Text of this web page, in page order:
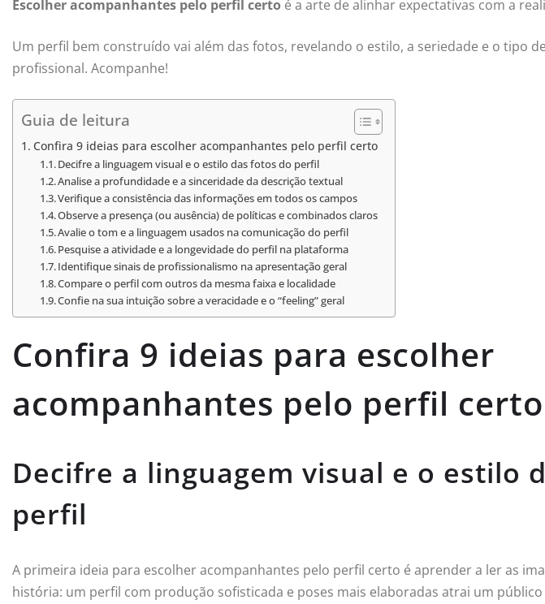
Escolher acompanhantes pelo perfil certo é a arte de alinhar expectativas com a
Um perfil bem construído vai além das fotos, revelando o estilo, a seriedade e o tipo
profissional. Acompanhe!
Guia de leitura
Confira 9 ideias para escolher acompanhantes pelo perfil certo
Decifre a linguagem visual e o estilo das fotos do perfil
Analise a profundidade e a sinceridade da descrição textual
Verifique a consistência das informações em todos os campos
Observe a presença (ou ausência) de políticas e combinados claros
Avalie o tom e a linguagem usados na comunicação do perfil
Pesquise a atividade e a longevidade do perfil na plataforma
Identifique sinais de profissionalismo na apresentação geral
Compare o perfil com outros da mesma faixa e localidade
Confie na sua intuição sobre a veracidade e o “feeling” geral
Confira 9 ideias para escolher
acompanhantes pelo perfil certo
Decifre a linguagem visual e o estilo
perfil
A primeira ideia para escolher acompanhantes pelo perfil certo é aprender a ler as
história: um perfil com produção sofisticada e poses mais elaboradas atrai um